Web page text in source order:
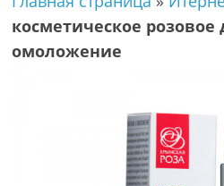
косметическое
омоложение